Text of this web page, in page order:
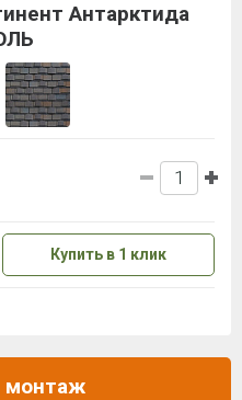
Антарктида
Купить в 1 клик
монтаж